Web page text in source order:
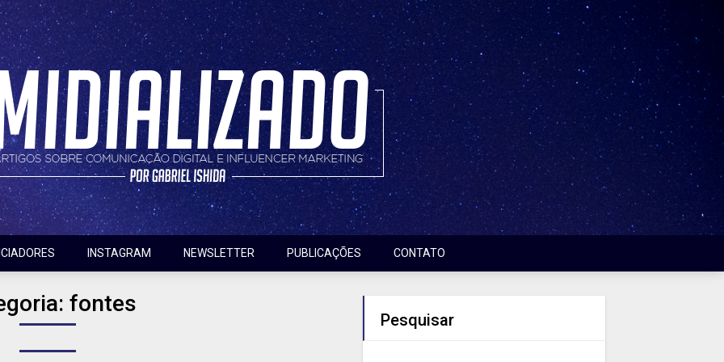
INSTAGRAM NEWSLETTER PUBLICAÇÕES CONTATO
marketing
fontes
Pesquisar